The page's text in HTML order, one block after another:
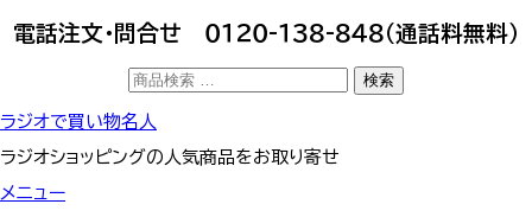
電話注文・問合せ ０１２０-１３８-８４８（通話料無料）
検
索
対
象:
検索
コ
テ
ツ
ラジオで買い物名人
ラジオショッピングの人気商品をお取り寄せ
メニュー